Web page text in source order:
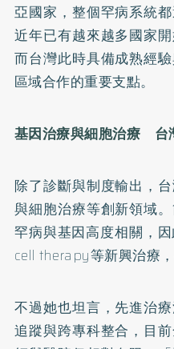
亞國家，整個罕病系統
近年已有越來越多國家
而台灣此時具備成熟經
區域合作的重要支點。
基因治療與細胞治療 台
除了診斷與制度輸出，
與細胞治療等創新領域
罕病與基因高度相關，
cell therapy等新興治療
不過她也坦言，先進治
追蹤與跨專科整合，目